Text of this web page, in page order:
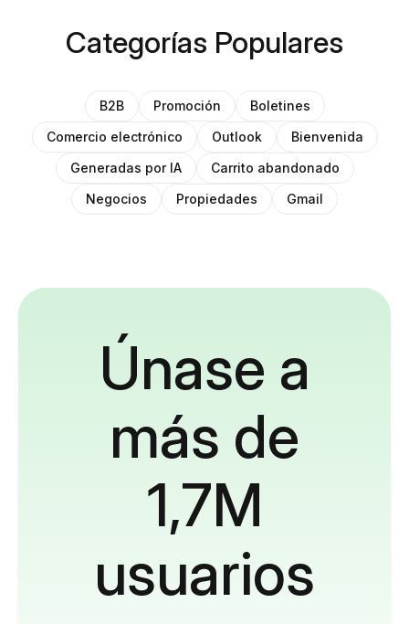
Categorías Populares
B2B Promoción
Boletines
Comercio electrónico
Outlook
Bienvenida
Generadas por IA
Carrito abandonado
Negocios
Propiedades Gmail
Únase a
más de
1,7M
usuarios